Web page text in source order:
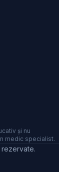
și nu
medic specialist.